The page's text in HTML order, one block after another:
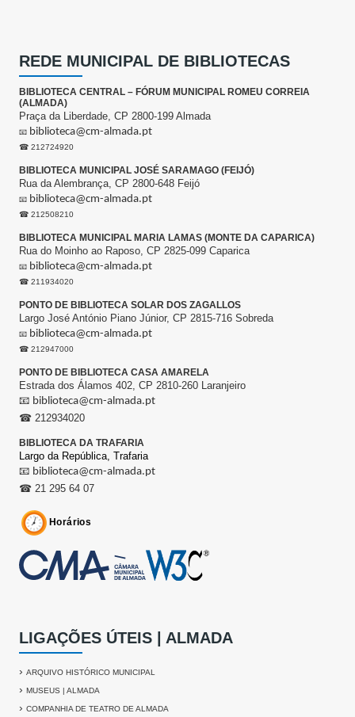
REDE MUNICIPAL DE BIBLIOTECAS
BIBLIOTECA CENTRAL – FÓRUM MUNICIPAL ROMEU CORREIA
(ALMADA)
Praça da Liberdade, CP 2800-199 Almada
📧 biblioteca@cm-almada.pt
☎ 212724920
BIBLIOTECA MUNICIPAL JOSÉ SARAMAGO (FEIJÓ)
Rua da Alembrança, CP 2800-648 Feijó
📧 biblioteca@cm-almada.pt
☎ 212508210
BIBLIOTECA MUNICIPAL MARIA LAMAS (MONTE DA CAPARICA)
Rua do Moinho ao Raposo, CP 2825-099 Caparica
📧 biblioteca@cm-almada.pt
☎ 211934020
PONTO DE BIBLIOTECA SOLAR DOS ZAGALLOS
Largo José António Piano Júnior, CP 2815-716 Sobreda
📧 biblioteca@cm-almada.pt
☎ 212947000
PONTO DE BIBLIOTECA CASA AMARELA
Estrada dos Álamos 402, CP 2810-260 Laranjeiro
📧 biblioteca@cm-almada.pt
☎ 212934020
BIBLIOTECA DA TRAFARIA
Largo da República, Trafaria
📧 biblioteca@cm-almada.pt
☎ 21 295 64 07
Horários
LIGAÇÕES ÚTEIS | ALMADA
› ARQUIVO HISTÓRICO MUNICIPAL
› MUSEUS | ALMADA
› COMPANHIA DE TEATRO DE ALMADA